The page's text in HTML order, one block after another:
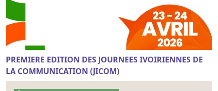
PREMIERE EDITION DES JOURNEES IVOIRIENNES DE
LA COMMUNICATION (JICOM)